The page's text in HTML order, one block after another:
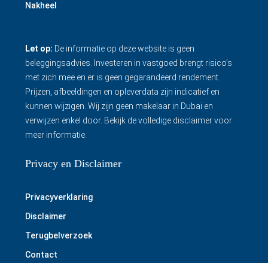
Nakheel
Let op: De informatie op deze website is geen
beleggingsadvies. Investeren in vastgoed brengt risico’s
met zich mee en er is geen gegarandeerd rendement.
Prijzen, afbeeldingen en opleverdata zijn indicatief en
kunnen wijzigen. Wij zijn geen makelaar in Dubai en
verwijzen enkel door. Bekijk de volledige disclaimervoor
meer informatie.
Privacy en Disclaimer
Privacyverklaring
Disclaimer
Terugbelverzoek
Contact